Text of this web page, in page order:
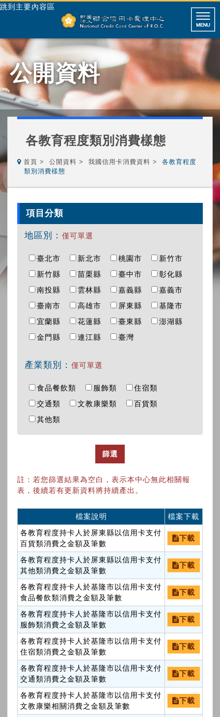
跳到主要內容區
公開資料
各教育程度類別消費樣態
首頁 公開資料 我國信用卡消費資料
各教育程度
類別消費樣態
項目分類
地區別： 僅可單選
臺北市 新北市 桃園市
新竹市
新竹縣
苗栗縣 臺中市
彰化縣
南投縣
雲林縣 嘉義縣
嘉義市
臺南市
高雄市 屏東縣
基隆市
宜蘭縣
花蓮縣 臺東縣
澎湖縣
金門縣
連江縣 臺灣
產業類別： 僅可單選
食品餐飲類 服飾類
住宿類
交通類
文教康樂類
百貨類
其他類
篩選
註：若您篩選結果為空白，表示本中心無此相關報
表，後續若有更新資料將持續產出。
檔案說明
檔案下載
各教育程度持卡人於屏東縣以信用卡支付
百貨類消費之金額及筆數
下載
各教育程度持卡人於屏東縣以信用卡支付
其他類消費之金額及筆數
下載
各教育程度持卡人於基隆市以信用卡支付
食品餐飲類消費之金額及筆數
下載
各教育程度持卡人於基隆市以信用卡支付
服飾類消費之金額及筆數
下載
各教育程度持卡人於基隆市以信用卡支付
住宿類消費之金額及筆數
下載
各教育程度持卡人於基隆市以信用卡支付
交通類消費之金額及筆數
下載
各教育程度持卡人於基隆市以信用卡支付
文教康樂相關消費之金額及筆數
下載